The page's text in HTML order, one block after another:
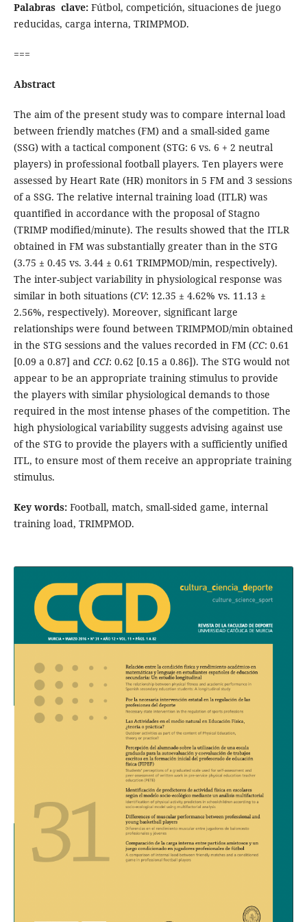
Palabras clave: Fútbol, competición, situaciones de juego
reducidas, carga interna, TRIMPMOD.
===
Abstract
The aim of the present study was to compare internal load
between friendly matches (FM) and a small-sided game
(SSG) with a tactical component (STG: 6 vs. 6 + 2 neutral
players) in professional football players. Ten players were
assessed by Heart Rate (HR) monitors in 5 FM and 3 sessions
of a SSG. The relative internal training load (ITLR) was
quantified in accordance with the proposal of Stagno
(TRIMP modified/minute). The results showed that the ITLR
obtained in FM was substantially greater than in the STG
(3.75 ± 0.45 vs. 3.44 ± 0.61 TRIMPMOD/min, respectively).
The inter-subject variability in physiological response was
similar in both situations (CV: 12.35 ± 4.62% vs. 11.13 ±
2.56%, respectively). Moreover, significant large
relationships were found between TRIMPMOD/min obtained
in the STG sessions and the values recorded in FM (CC: 0.61
[0.09 a 0.87] and CCI: 0.62 [0.15 a 0.86]). The STG would not
appear to be an appropriate training stimulus to provide
the players with similar physiological demands to those
required in the most intense phases of the competition. The
high physiological variability suggests advising against use
of the STG to provide the players with a sufficiently unified
ITL, to ensure most of them receive an appropriate training
stimulus.
Key words: Football, match, small-sided game, internal
training load, TRIMPMOD.